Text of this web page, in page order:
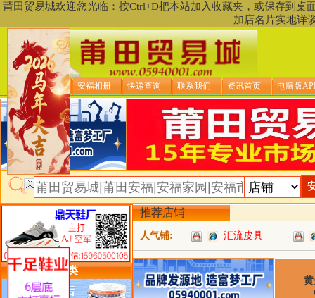
莆田贸易城欢迎您光临：按Ctrl+D把本站加入收藏夹，或保存到
加店名片实地详
贸易城首页 安福相册 快递查询 联系我们 资讯首页 电脑版
类目详细分类
推荐店铺
人气铺: 汇流皮具